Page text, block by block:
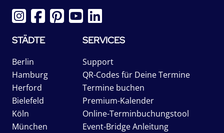
STÄDTE
Berlin
Hamburg
Herford
Bielefeld
Köln
München
SERVICES
Support
QR-Codes für Deine Termine
Termine buchen
Premium-Kalender
Online-Terminbuchungstool
Event-Bridge Anleitung